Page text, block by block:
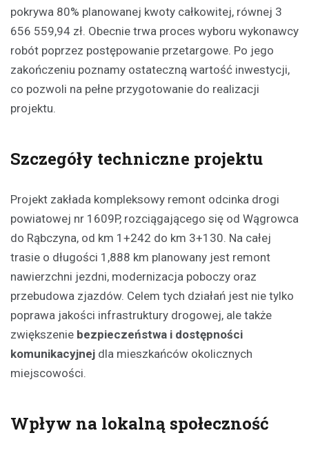
pokrywa 80% planowanej kwoty całkowitej, równej 3
656 559,94 zł. Obecnie trwa proces wyboru wykonawcy
robót poprzez postępowanie przetargowe. Po jego
zakończeniu poznamy ostateczną wartość inwestycji,
co pozwoli na pełne przygotowanie do realizacji
projektu.
Szczegóły techniczne projektu
Projekt zakłada kompleksowy remont odcinka drogi
powiatowej nr 1609P, rozciągającego się od Wągrowca
do Rąbczyna, od km 1+242 do km 3+130. Na całej
trasie o długości 1,888 km planowany jest remont
nawierzchni jezdni, modernizacja poboczy oraz
przebudowa zjazdów. Celem tych działań jest nie tylko
poprawa jakości infrastruktury drogowej, ale także
zwiększenie bezpieczeństwa i dostępności
komunikacyjnej dla mieszkańców okolicznych
miejscowości.
Wpływ na lokalną społeczność